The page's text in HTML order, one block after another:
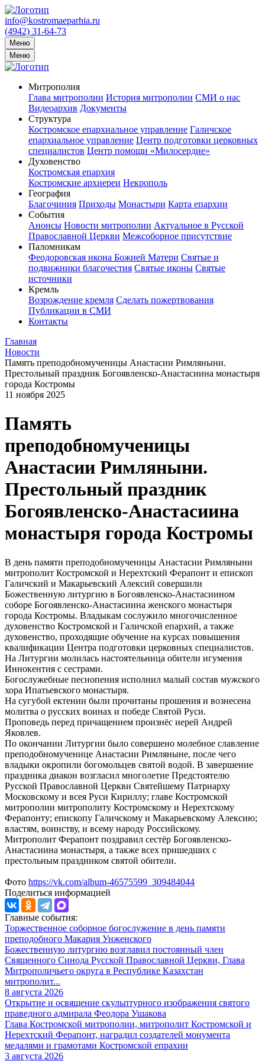
info@kostromaeparhia.ru
(4942) 31-64-73
Меню
Меню
Митрополия
Глава митрополии История митрополии СМИ о нас
Видеоархив Документы
Структура
Костромское епархиальное управление Галичское
епархиальное управление Центр подготовки церковных
специалистов Центр помощи «Милосердие»
Духовенство
Костромская епархия
Костромские архиереи Некрополь
География
Благочиния Приходы Монастыри Карта епархии
События
Анонсы Новости митрополии Актуальное в Русской
Православной Церкви Межсоборное присутствие
Паломникам
Феодоровская икона Божией Матери Святые и
подвижники благочестия Святые иконы Святые
источники
Кремль
Возрождение кремля Сделать пожертвования
Публикации в СМИ
Контакты
Главная
Новости
Память преподобномученицы Анастасии Римляныни.
Престольный праздник Богоявленско-Анастасиина монастыря
города Костромы
11 ноября 2025
Память
преподобномученицы
Анастасии Римляныни.
Престольный праздник
Богоявленско-Анастасиина
монастыря города Костромы
В день памяти преподобномученицы Анастасии Римляныни
митрополит Костромской и Нерехтский Ферапонт и епископ
Галичский и Макарьевский Алексий совершили
Божественную литургию в Богоявленско-Анастасиином
соборе Богоявленско-Анастасиина женского монастыря
города Костромы. Владыкам сослужило многочисленное
духовенство Костромской и Галичской епархий, а также
духовенство, проходящие обучение на курсах повышения
квалификации Центра подготовки церковных специалистов.
На Литургии молилась настоятельница обители игумения
Иннокентия с сестрами.
Богослужебные песнопения исполнил малый состав мужского
хора Ипатьевского монастыря.
На сугубой ектении были прочитаны прошения и вознесена
молитва о русских воинах и победе Святой Руси.
Проповедь перед причащением произнёс иерей Андрей
Яковлев.
По окончании Литургии было совершено молебное славление
преподобномученице Анастасии Римляныне, после чего
владыки окропили богомольцев святой водой. В завершение
праздника диакон возгласил многолетие Предстоятелю
Русской Православной Церкви Святейшему Патриарху
Московскому и всея Руси Кириллу; главе Костромской
митрополии митрополиту Костромскому и Нерехтскому
Ферапонту; епископу Галичскому и Макарьевскому Алексию;
властям, воинству, и всему народу Российскому.
Митрополит Ферапонт поздравил сестёр Богоявленско-
Анастасиина монастыря, а также всех пришедших с
престольным праздником святой обители.
Фото https://vk.com/album-46575599_309484044
Поделиться информацией
Главные события:
Торжественное соборное богослужение в день памяти
преподобного Макария Унженского
Божественную литургию возглавил постоянный член
Священного Синода Русской Православной Церкви, Глава
Митрополичьего округа в Республике Казахстан
митрополит...
8 августа 2026
Открытие и освящение скульптурного изображения святого
праведного адмирала Феодора Ушакова
Глава Костромской митрополии, митрополит Костромской и
Нерехтский Ферапонт, наградил создателей монумента
медалями и грамотами Костромской епрахии
3 августа 2026